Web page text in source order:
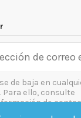
de baja en
Para ello, consulte
de